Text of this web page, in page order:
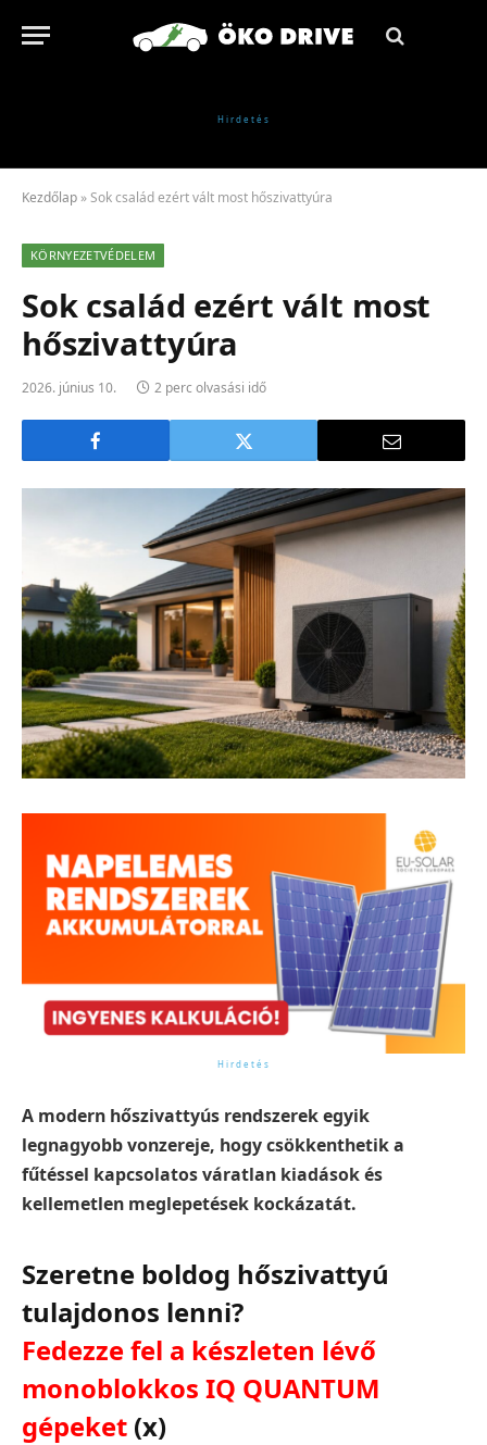
Kezdőlap »Sok család ezért vált most hőszivattyúra
KÖRNYEZETVÉDELEM
Sok család ezért vált most
hőszivattyúra
2026. június 10. 2 perc olvasási idő
A modern hőszivattyús rendszerek egyik
legnagyobb vonzereje, hogy csökkenthetik a
fűtéssel kapcsolatos váratlan kiadások és
kellemetlen meglepetések kockázatát.
Szeretne boldog hőszivattyú
tulajdonos lenni?
Fedezze fel a készleten lévő
monoblokkos IQ QUANTUM
gépeket (x)